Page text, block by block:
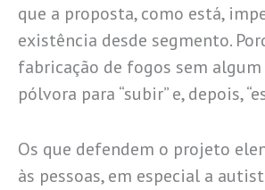
que a proposta, como está,
existência desde segmento.
fabricação de fogos sem
pólvora para “subir” e, depois,
Os que defendem o projeto
às pessoas, em especial a